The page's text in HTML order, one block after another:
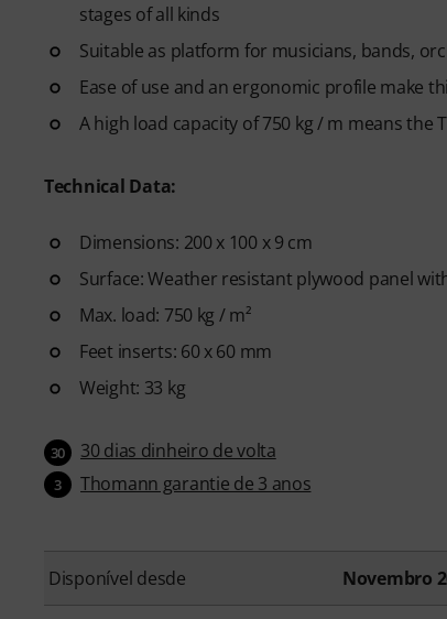
stages of all kinds
Suitable as platform for musicians, bands,
Ease of use and an ergonomic profile make
A high load capacity of 750 kg / m means
Technical Data:
Dimensions: 200 x 100 x 9 cm
Surface: Weather resistant plywood panel
Max. load: 750 kg / m²
Feet inserts: 60 x 60 mm
Weight: 33 kg
30 30 dias dinheiro de volta
3 Thomann garantie de 3 anos
Disponível desde Novembro